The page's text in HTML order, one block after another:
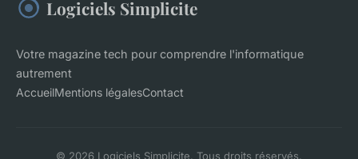
Logiciels Simplicite
Votre magazine tech pour comprendre l'informatique
autrement
AccueilMentions légalesContact
© 2026 Logiciels Simplicite. Tous droits réservés.